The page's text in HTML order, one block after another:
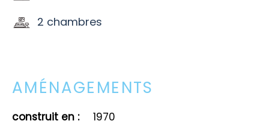
2 chambres
AMÉNAGEMENTS
construit en :
1970